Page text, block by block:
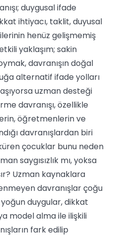
duygusal ifade
ihtiyacı, taklit, duyusal
henüz gelişmemiş
yaklaşım; sakin
davranışın doğal
alternatif ifade yolları
uzman desteği
davranışı, özellikle
öğretmenlerin ve
davranışlardan biri
çocuklar bunu neden
saygısızlık mı, yoksa
Uzman kaynaklara
davranışlar çoğu
yoğun duygular, dikkat
model alma ile ilişkili
fark edilip